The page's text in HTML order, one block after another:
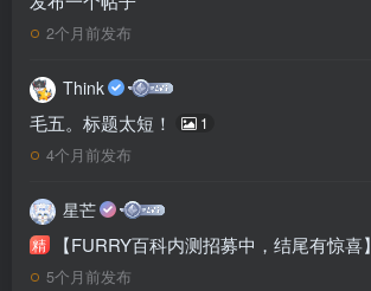
2个月前发布
Think
毛五。标题太短！ 1
4个月前发布
星芒
精 【FURRY百科内测招募中，结尾有惊喜】
5个月前发布